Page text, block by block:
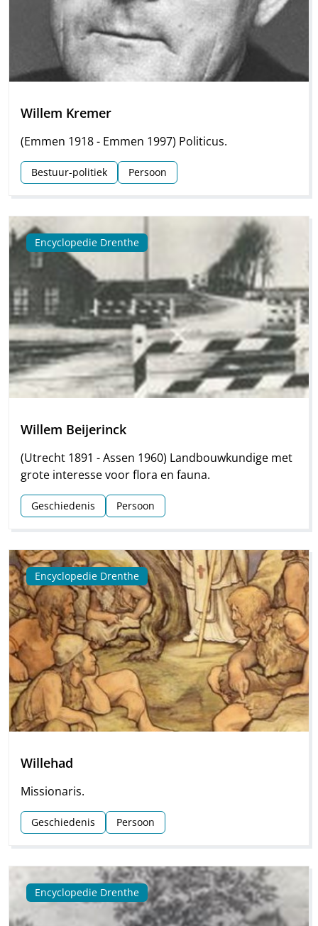
Willem Kremer
(Emmen 1918 - Emmen 1997) Politicus.
Bestuur-politiek Persoon
Encyclopedie Drenthe
Willem Beijerinck
(Utrecht 1891 - Assen 1960) Landbouwkundige met
grote interesse voor flora en fauna.
Geschiedenis Persoon
Encyclopedie Drenthe
Willehad
Missionaris.
Geschiedenis Persoon
Encyclopedie Drenthe